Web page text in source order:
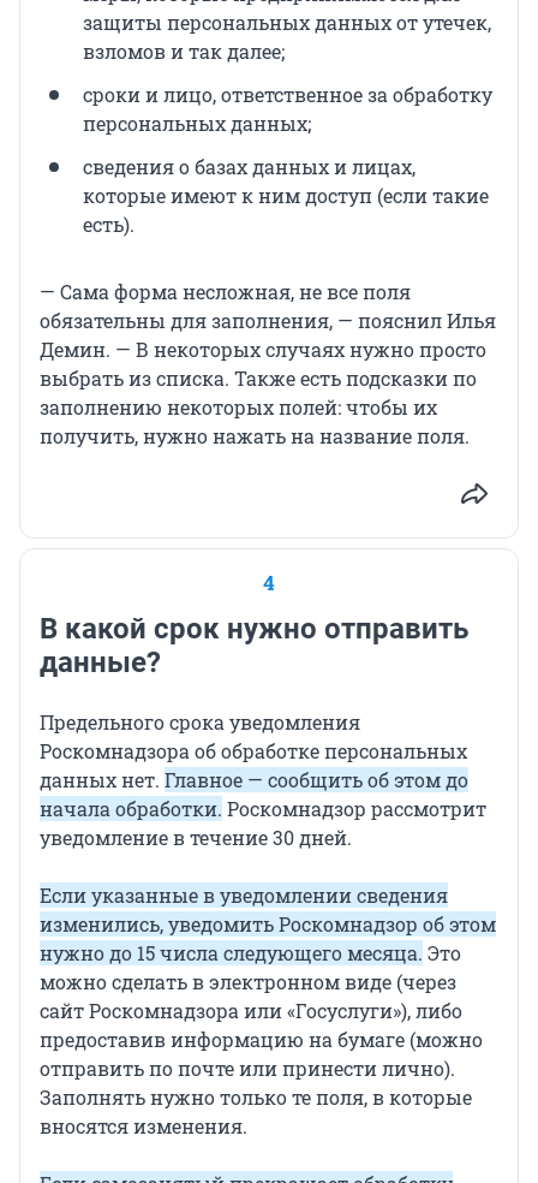
защиты персональных данных от утечек,
взломов и так далее;
сроки и лицо, ответственное за обработку
персональных данных;
сведения о базах данных и лицах,
которые имеют к ним доступ (если такие
есть).
— Сама форма несложная, не все поля
обязательны для заполнения, — пояснил Илья
Демин. — В некоторых случаях нужно просто
выбрать из списка. Также есть подсказки по
заполнению некоторых полей: чтобы их
получить, нужно нажать на название поля.
4
В какой срок нужно отправить
данные?
Предельного срока уведомления
Роскомнадзора об обработке персональных
данных нет. Главное — сообщить об этом до
начала обработки. Роскомнадзор рассмотрит
уведомление в течение 30 дней.
Если указанные в уведомлении сведения
изменились, уведомить Роскомнадзор об этом
нужно до 15 числа следующего месяца. Это
можно сделать в электронном виде (через
сайт Роскомнадзора или «Госуслуги»), либо
предоставив информацию на бумаге (можно
отправить по почте или принести лично).
Заполнять нужно только те поля, в которые
вносятся изменения.